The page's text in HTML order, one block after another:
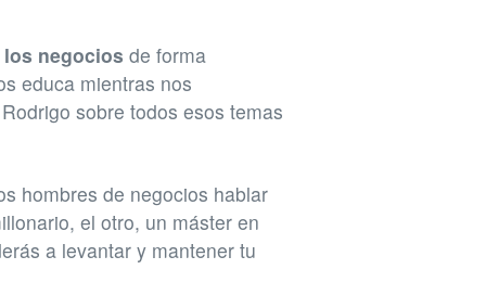
negocios de forma
educa mientras nos
sobre todos esos temas
hombres de negocios hablar
el otro, un máster en
a levantar y mantener tu